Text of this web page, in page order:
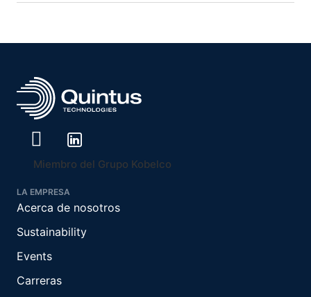
Miembro del Grupo Kobelco
LA EMPRESA
Acerca de nosotros
Sustainability
Events
Carreras